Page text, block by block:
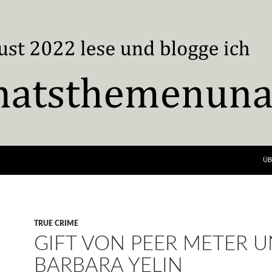
TRUE CRIME
GIFT VON PEER METER
BARBARA YELIN